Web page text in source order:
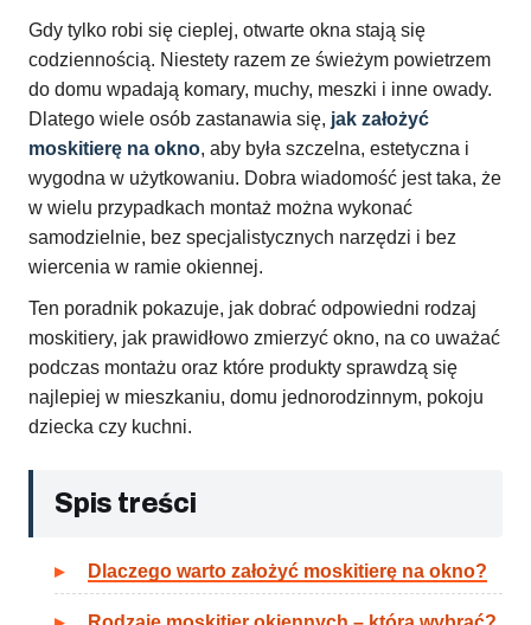
Gdy tylko robi się cieplej, otwarte okna stają się
codziennością. Niestety razem ze świeżym powietrzem
do domu wpadają komary, muchy, meszki i inne owady.
Dlatego wiele osób zastanawia się, jak założyć
moskitierę na okno, aby była szczelna, estetyczna i
wygodna w użytkowaniu. Dobra wiadomość jest taka, że
w wielu przypadkach montaż można wykonać
samodzielnie, bez specjalistycznych narzędzi i bez
wiercenia w ramie okiennej.
Ten poradnik pokazuje, jak dobrać odpowiedni rodzaj
moskitiery, jak prawidłowo zmierzyć okno, na co uważać
podczas montażu oraz które produkty sprawdzą się
najlepiej w mieszkaniu, domu jednorodzinnym, pokoju
dziecka czy kuchni.
Spis treści
Dlaczego warto założyć moskitierę na okno?